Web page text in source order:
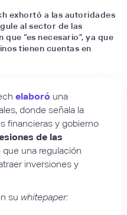
exhortó a las autoridades
al sector de las
“es necesario”, ya que
tienen cuentas en
elaboró una
donde señala la
financieras y gobierno
de las
que una regulación
inversiones y
su whitepaper: